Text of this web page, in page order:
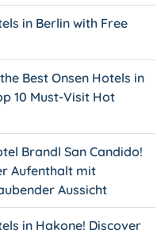
in Berlin with Free
Best Onsen Hotels in
10 Must-Visit Hot
Brandl San Candido!
Aufenthalt mit
Aussicht
in Hakone! Discover